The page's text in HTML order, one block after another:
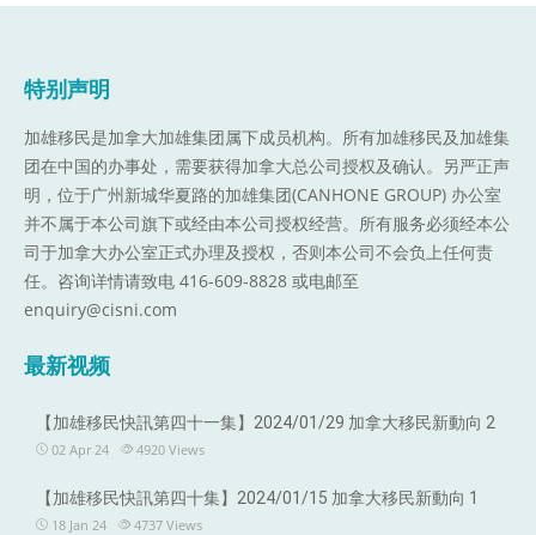
特别声明
加雄移民是加拿大加雄集团属下成员机构。 所有加雄移民及加雄集
团在中国的办事处，需要获得加拿大总公司授权及确认。另严正声
明，位于广州新城华夏路的加雄集团(CANHONE GROUP) 办公室
并不属于本公司旗下或经由本公司授权经营。所有服务必须经本公
司于加拿大办公室正式办理及授权，否则本公司不会负上任何责
任。咨询详情请致电 416-609-8828 或电邮至
enquiry@cisni.com
最新视频
【加雄移民快訊第四十一集】2024/01/29 加拿大移民新動向 2
02 Apr 24 4920 Views
【加雄移民快訊第四十集】2024/01/15 加拿大移民新動向 1
18 Jan 24 4737 Views